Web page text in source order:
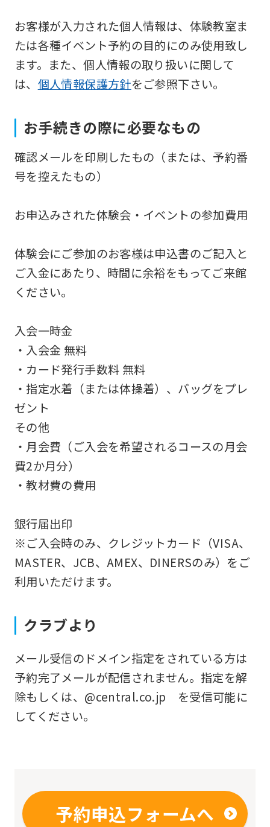
お客様が入力された個人情報は、体験教室ま
たは各種イベント予約の目的にのみ使用致し
ます。また、個人情報の取り扱いに関して
は、 個人情報保護方針をご参照下さい。
お手続きの際に必要なもの
確認メールを印刷したもの（または、予約番
号を控えたもの）
お申込みされた体験会・イベントの参加費用
体験会にご参加のお客様は申込書のご記入と
ご入金にあたり、時間に余裕をもってご来館
ください。
入会一時金
・入会金 無料
・カード発行手数料 無料
・指定水着（または体操着）、バッグをプレ
ゼント
その他
・月会費（ご入会を希望されるコースの月会
費2か月分）
・教材費の費用
銀行届出印
※ご入会時のみ、クレジットカード（VISA、
MASTER、JCB、AMEX、DINERSのみ）をご
利用いただけます。
クラブより
メール受信のドメイン指定をされている方は
予約完了メールが配信されません。指定を解
除もしくは、@central.co.jp を受信可能に
してください。
予約申込フォームへ
Japanese
version
of
this
website
be
translated
it
not
be
translation
may
the
that
you
using
the
service.